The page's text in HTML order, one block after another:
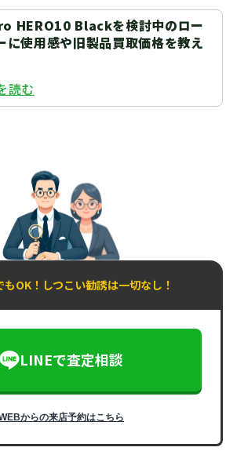
HERO10 Blackを検討中のロー
に使用感や旧製品買取価格を教え
読む
OK！しつこい勧誘は一切なし！
LINEで査定相談
からの来店予約はこちら